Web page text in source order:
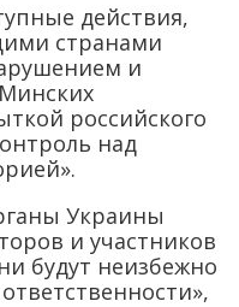
действия,
странами
и
российского
над
Украины
и участников
будут неизбежно